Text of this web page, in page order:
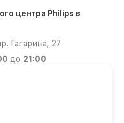
центра Philips в
Гагарина, 27
до 21:00